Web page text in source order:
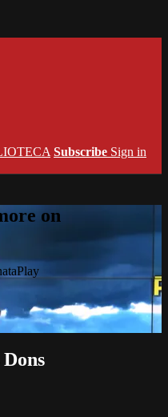
Subscribe Sign in
on